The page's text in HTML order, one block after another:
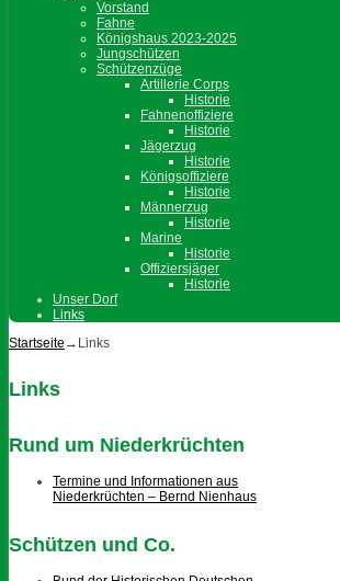
Vorstand
Fahne
Königshaus 2023-2025
Jungschützen
Schützenzüge
Artillerie Corps
Historie
Fahnenoffiziere
Historie
Jägerzug
Historie
Königsoffiziere
Historie
Männerzug
Historie
Marine
Historie
Offiziersjäger
Historie
Unser Dorf
Links
Startseite → Links
Links
Rund um Niederkrüchten
Termine und Informationen aus
Niederkrüchten – Bernd Nienhaus
Schützen und Co.